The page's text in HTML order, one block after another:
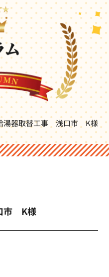
湯器取替工事 浅口市 K様
市 K様